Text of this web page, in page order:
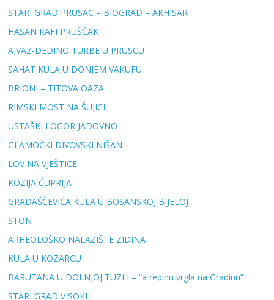
STARI GRAD PRUSAC – BIOGRAD – AKHISAR
HASAN KAFI PRUŠČAK
AJVAZ-DEDINO TURBE U PRUSCU
SAHAT KULA U DONJEM VAKUFU
BRIONI – TITOVA OAZA
RIMSKI MOST NA ŠUJICI
USTAŠKI LOGOR JADOVNO
GLAMOČKI DIVOVSKI NIŠAN
LOV NA VJEŠTICE
KOZIJA ĆUPRIJA
GRADAŠČEVIĆA KULA U BOSANSKOJ BIJELOJ
STON
ARHEOLOŠKO NALAZIŠTE ZIDINA
KULA U KOZARCU
BARUTANA U DOLNJOJ TUZLI – “a repinu vrgla na Gradinu”
STARI GRAD VISOKI